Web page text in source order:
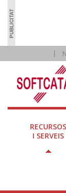
RECURSOS
I SERVEIS